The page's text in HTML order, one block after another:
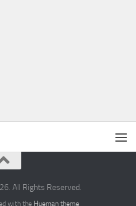
All Rights Reserved.
with the Hueman theme